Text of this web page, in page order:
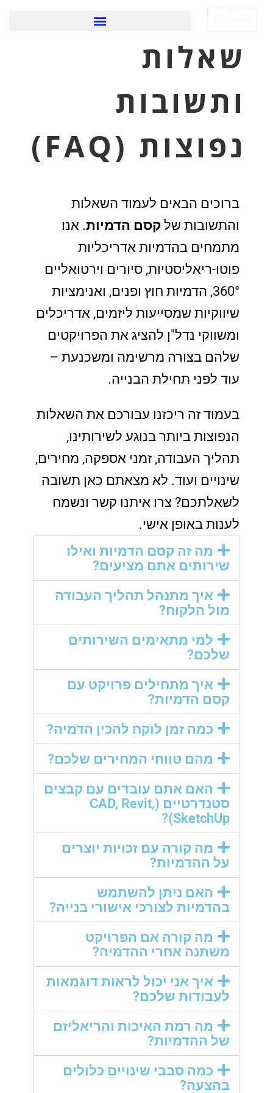
שאלות
ותשובות
נפוצות (FAQ)
ברוכים הבאים לעמוד השאלות
והתשובות של קסם הדמיות. אנו
מתמחים בהדמיות אדריכליות
פוטו-ריאליסטיות, סיורים וירטואליים
360°, הדמיות חוץ ופנים, ואנימציות
שיווקיות שמסייעות ליזמים, אדריכלים
ומשווקי נדל"ן להציג את הפרויקטים
שלהם בצורה מרשימה ומשכנעת –
עוד לפני תחילת הבנייה.
בעמוד זה ריכזנו עבורכם את השאלות
הנפוצות ביותר בנוגע לשירותינו,
תהליך העבודה, זמני אספקה, מחירים,
שינויים ועוד. לא מצאתם כאן תשובה
לשאלתכם? צרו איתנו קשר ונשמח
לענות באופן אישי.
מה זה קסם הדמיות ואילו
שירותים אתם מציעים?
איך מתנהל תהליך העבודה
מול הלקוח?
למי מתאימים השירותים
שלכם?
איך מתחילים פרויקט עם
קסם הדמיות?
כמה זמן לוקח להכין הדמיה?
מהם טווחי המחירים שלכם?
האם אתם עובדים עם קבצים
סטנדרטיים (CAD, Revit,
SketchUp)?
מה קורה עם זכויות יוצרים
על ההדמיות?
האם ניתן להשתמש
בהדמיות לצורכי אישורי בנייה?
מה קורה אם הפרויקט
משתנה אחרי ההדמיה?
איך אני יכול לראות דוגמאות
לעבודות שלכם?
מה רמת האיכות והריאליזם
של ההדמיות?
כמה סבבי שינויים כלולים
בהצעה?